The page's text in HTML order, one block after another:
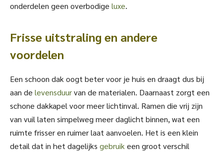
onderdelen geen overbodige luxe.
Frisse uitstraling en andere
voordelen
Een schoon dak oogt beter voor je huis en draagt dus bij
aan de levensduurvan de materialen. Daarnaast zorgt een
schone dakkapel voor meer lichtinval. Ramen die vrij zijn
van vuil laten simpelweg meer daglicht binnen, wat een
ruimte frisser en ruimer laat aanvoelen. Het is een klein
detail dat in het dagelijks gebruikeen groot verschil